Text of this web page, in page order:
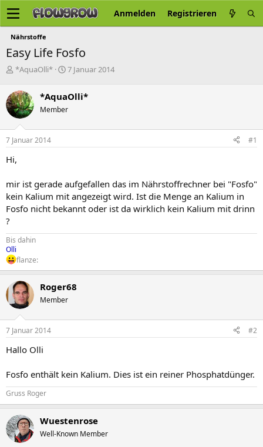
Anmelden Registrieren
Nährstoffe
Easy Life Fosfo
E
s
t
e
l
l
e
*AquaOlli*
E
t
e
l
7 Januar 2014
*AquaOlli*
Member
7 Januar 2014 #1
Hi,
mir ist gerade aufgefallen das im Nährstoffrechner bei "Fosfo"
kein Kalium mit angezeigt wird. Ist die Menge an Kalium in
Fosfo nicht bekannt oder ist da wirklich kein Kalium mit drinn
?
Bis dahin
Olli
flanze:
Roger68
Member
7 Januar 2014 #2
Hallo Olli
Fosfo enthält kein Kalium. Dies ist ein reiner Phosphatdünger.
Gruss Roger
Wuestenrose
Well-Known Member